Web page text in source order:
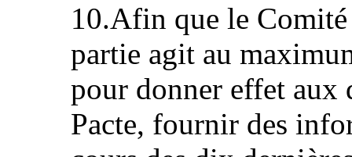
10.Afin que le
partie agit au
pour donner effet aux
Pacte, fournir des